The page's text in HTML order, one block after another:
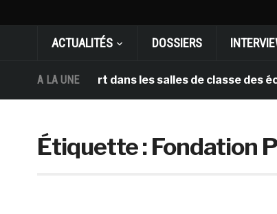
ACTUALITÉS DOSSIERS
A LA UNE
l’art dans les salles de classe des
Étiquette :Fondation